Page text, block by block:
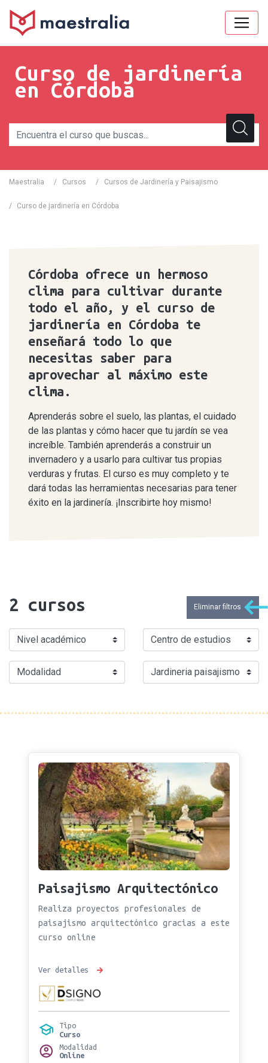
Curso de jardinería
en Córdoba
Maestralia / Cursos / Cursos de Jardinería y Paisajismo
/ Curso de jardinería en Córdoba
Córdoba ofrece un hermoso
clima para cultivar durante
todo el año, y el curso de
jardinería en Córdoba te
enseñará todo lo que
necesitas saber para
aprovechar al máximo este
clima.
Aprenderás sobre el suelo, las plantas, el cuidado
de las plantas y cómo hacer que tu jardín se vea
increíble. También aprenderás a construir un
invernadero y a usarlo para cultivar tus propias
verduras y frutas. El curso es muy completo y te
dará todas las herramientas necesarias para tener
éxito en la jardinería. ¡Inscribirte hoy mismo!
2 cursos Eliminar filtros
Paisajismo Arquitectónico
Realiza proyectos profesionales de
paisajismo arquitectónico gracias a este
curso online
Ver detalles
Tipo
Curso
Modalidad
Online